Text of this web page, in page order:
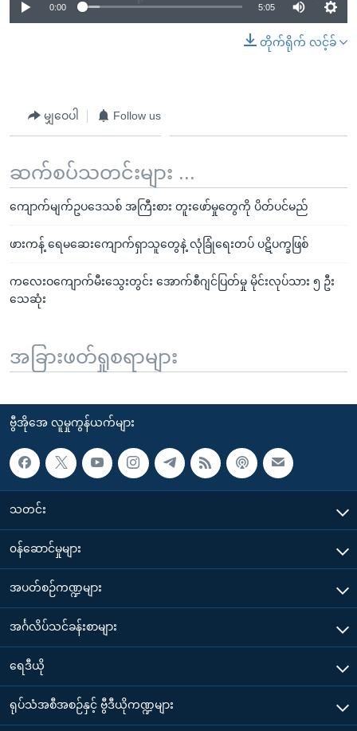
0:00 5:05
တိုက်ရိုက် လင့်ခ်
မျှဝေပါ Follow us
ဆက်စပ်သတင်းများ ...
ကျောက်မျက်ဥပဒေသစ် အကြီးစား တူးဖော်မှုတွေကို ပိတ်ပင်မည်
ဖားကန့် ရေမဆေးကျောက်ရှာသူတွေနဲ့ လုံခြုံရေးတပ် ပဋိပက္ခဖြစ်
ကလေးဝကျောက်မီးသွေးတွင်း အောက်စီဂျင်ပြတ်မှု မိုင်းလုပ်သား ၅ ဦး
သေဆုံး
အခြားဖတ်ရှုစရာများ
ဗွီအိုအေ လူမှုကွန်ယက်များ
သတင်း
၀န်ဆောင်မှုများ
အပတ်စဉ်ကဏ္ဍများ
အင်္ဂလိပ်သင်ခန်းစာများ
ရေဒီယို
ရုပ်သံအစီအစဉ်နှင့် ဗွီဒီယိုကဏ္ဍများ